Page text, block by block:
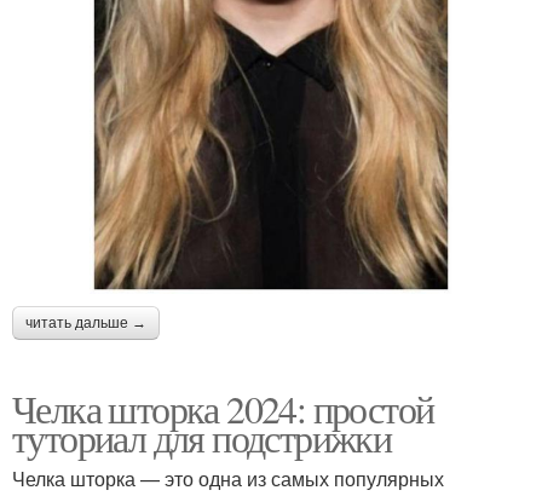
читать дальше →
Челка шторка 2024: простой
туториал для подстрижки
Челка шторка — это одна из самых популярных